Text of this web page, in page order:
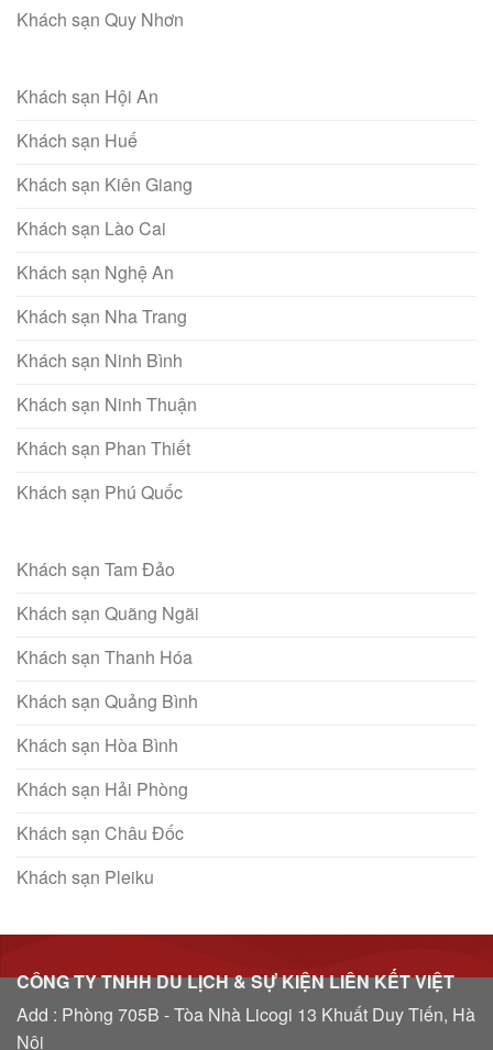
Khách sạn Quy Nhơn
Khách sạn Hội An
Khách sạn Huế
Khách sạn Kiên Giang
Khách sạn Lào Cai
Khách sạn Nghệ An
Khách sạn Nha Trang
Khách sạn Ninh Bình
Khách sạn Ninh Thuận
Khách sạn Phan Thiết
Khách sạn Phú Quốc
Khách sạn Tam Đảo
Khách sạn Quãng Ngãi
Khách sạn Thanh Hóa
Khách sạn Quảng Bình
Khách sạn Hòa Bình
Khách sạn Hải Phòng
Khách sạn Châu Đốc
Khách sạn Pleiku
CÔNG TY TNHH DU LỊCH & SỰ KIỆN LIÊN KẾT VIỆT
Add : Phòng 705B - Tòa Nhà Licogi 13 Khuất Duy Tiến, Hà
Nội